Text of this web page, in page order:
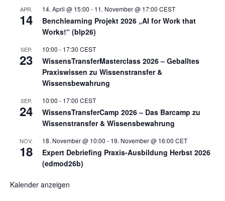
APR.
14
14. April @ 15:00 - 11. November @ 17:00 CEST
Benchlearning Projekt 2026 „AI for Work that
Works!“ (blp26)
SEP.
23
10:00 - 17:30 CEST
WissensTransferMasterclass 2026 – Geballtes
Praxiswissen zu Wissenstransfer &
Wissensbewahrung
SEP.
24
10:00 - 17:00 CEST
WissensTransferCamp 2026 – Das Barcamp zu
Wissenstransfer & Wissensbewahrung
NOV.
18
18. November @ 10:00 - 19. November @ 16:00 CET
Expert Debriefing Praxis-Ausbildung Herbst 2026
(edmod26b)
Kalender anzeigen